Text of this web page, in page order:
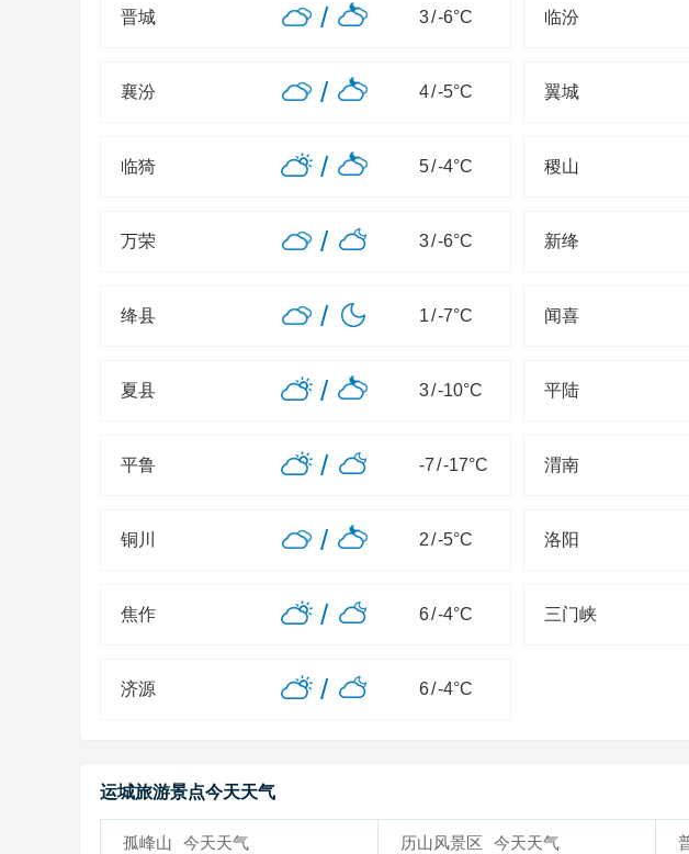
晋城 / 3/-6°C 临汾
襄汾 / 4/-5°C 翼城
临猗 / 5/-4°C 稷山
万荣 / 3/-6°C 新绛
绛县 / 1/-7°C 闻喜
夏县 / 3/-10°C 平陆
平鲁 / -7/-17°C 渭南
铜川 / 2/-5°C 洛阳
焦作 / 6/-4°C 三门峡
济源 / 6/-4°C
运城旅游景点今天天气
孤峰山 今天天气 历山风景区 今天天气